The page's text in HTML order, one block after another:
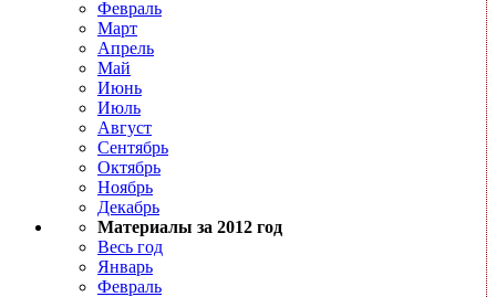
Февраль
Март
Апрель
Май
Июнь
Июль
Август
Сентябрь
Октябрь
Ноябрь
Декабрь
Материалы за 2012 год
Весь год
Январь
Февраль